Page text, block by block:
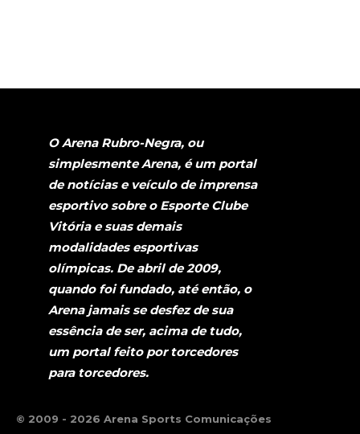
O Arena Rubro-Negra, ou
simplesmente Arena, é um portal
de notícias e veículo de imprensa
esportivo sobre o Esporte Clube
Vitória e suas demais
modalidades esportivas
olímpicas. De abril de 2009,
quando foi fundado, até então, o
Arena jamais se desfez de sua
essência de ser, acima de tudo,
um portal feito por torcedores
para torcedores.
© 2009 - 2026 Arena Sports Comunicações